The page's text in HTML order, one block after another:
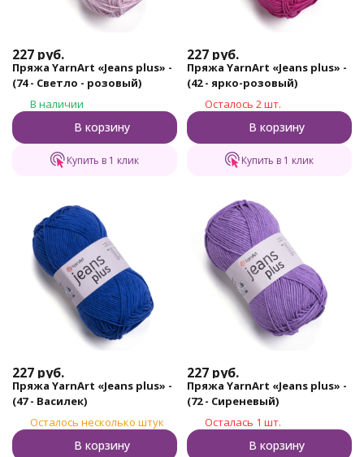
227 руб.
Пряжа YarnArt «Jeans plus» -
(74 - Светло - розовый)
В наличии
В корзину
Купить в 1 клик
227 руб.
Пряжа YarnArt «Jeans plus» -
(42 - ярко-розовый)
Осталось 2 шт.
В корзину
Купить в 1 клик
227 руб.
Пряжа YarnArt «Jeans plus» -
(47 - Василек)
Осталось несколько штук
В корзину
227 руб.
Пряжа YarnArt «Jeans plus» -
(72 - Сиреневый)
Осталась 1 шт.
В корзину